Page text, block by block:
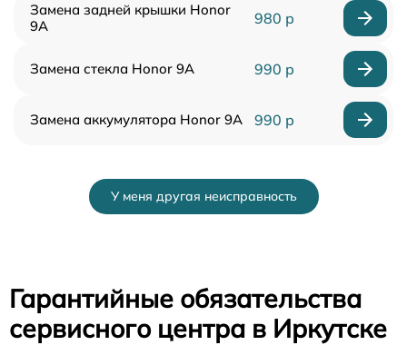
Замена задней крышки Honor
9A
980 р
Замена стекла Honor 9A 990 р
Замена аккумулятора Honor 9A 990 р
У меня другая неисправность
Гарантийные обязательства
сервисного центра в Иркутске